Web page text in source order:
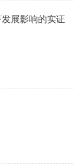
展影响的实证